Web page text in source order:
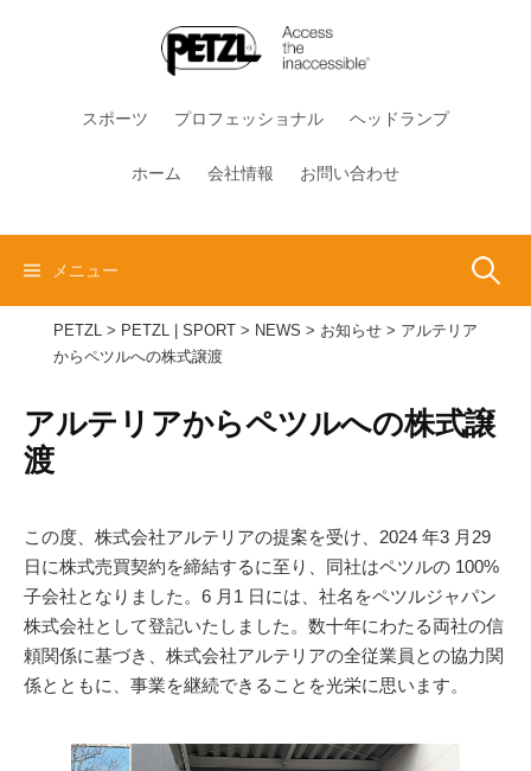
スポーツ プロフェッショナル ヘッドランプ
ホーム 会社情報 お問い合わせ
メニュー 検
索:
PETZL > PETZL | SPORT > NEWS > お知らせ > アルテリア
からペツルへの株式譲渡
アルテリアからペツルへの株式譲
渡
この度、株式会社アルテリアの提案を受け、2024 年3 月29
日に株式売買契約を締結するに至り、同社はペツルの 100%
子会社となりました。6 月1 日には、社名をペツルジャパン
株式会社として登記いたしました。数十年にわたる両社の信
頼関係に基づき、株式会社アルテリアの全従業員との協力関
係とともに、事業を継続できることを光栄に思います。